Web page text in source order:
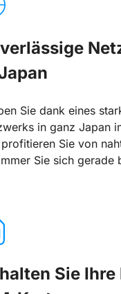
Sie dank eines
in ganz Japan
Sie von
Sie sich gerade
Sie